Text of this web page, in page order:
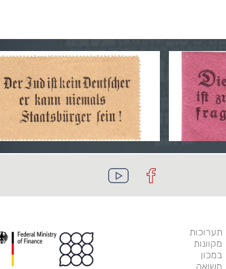
תערוכות
מקוונות
במכון
משואה